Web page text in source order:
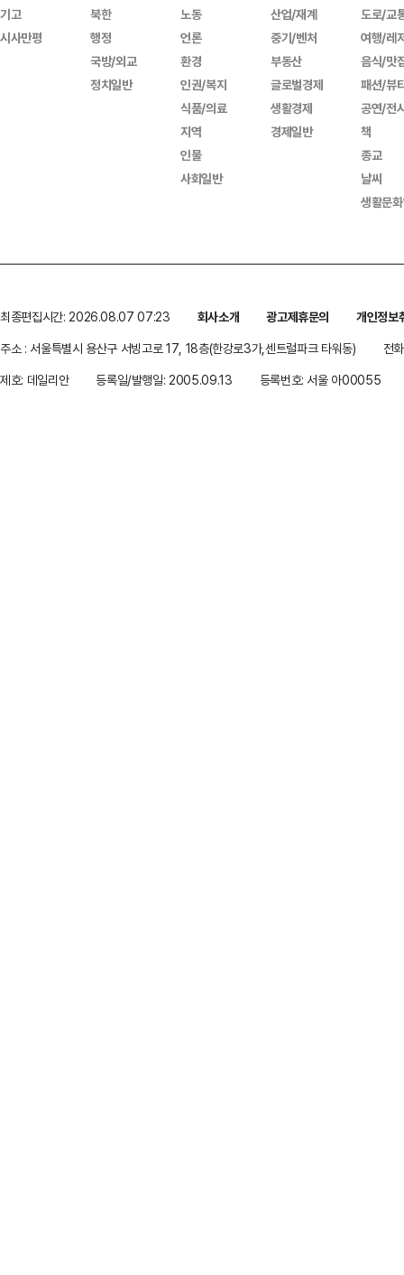
기고
시사만평
북한
행정
국방/외교
정치일반
노동
언론
환경
인권/복지
식품/의료
지역
인물
사회일반
산업/재계
중기/벤처
부동산
글로벌경제
생활경제
경제일반
도로/교
여행/레
음식/맛
패션/뷰
공연/전
책
종교
날씨
생활문
최종편집시간: 2026.08.07 07:23 회사소개 광고제휴문의
개인정보
주소 : 서울특별시 용산구 서빙고로 17, 18층(한강로3가,센트럴파크 타워동)
전
제호: 데일리안
등록일/발행일: 2005.09.13 등록번호: 서울 아00055